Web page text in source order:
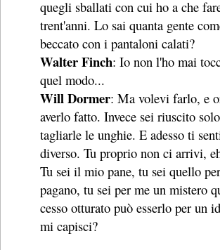
quegli sballati con cui ho a che
trent'anni. Lo sai quanta gente
beccato con i pantaloni calati?
Walter Finch: Io non l'ho mai
quel modo...
Will Dormer: Ma volevi farlo, e
averlo fatto. Invece sei riuscito
tagliarle le unghie. E adesso ti
diverso. Tu proprio non ci arrivi,
Tu sei il mio pane, tu sei quello
pagano, tu sei per me un mistero
cesso otturato può esserlo per un
mi capisci?